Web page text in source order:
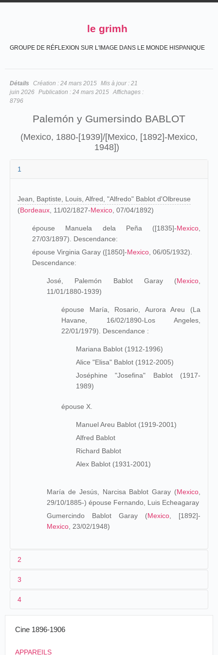
le grimh
GROUPE DE RÉFLEXION SUR L'IMAGE DANS LE MONDE HISPANIQUE
Détails Création : 24 mars 2015 Mis à jour : 21
juin 2026 Publication : 24 mars 2015 Affichages :
8796
Palemón y Gumersindo BABLOT
(Mexico, 1880-[1939]/[Mexico, [1892]-Mexico,
1948])
1
Jean, Baptiste, Louis, Alfred, "Alfredo" Bablot d'Olbreuse
(Bordeaux , 11/02/1827-Mexico , 07/04/1892)
épouse Manuela dela Peña ([1835]-Mexico
27/03/1897). Descendance:
épouse Virginia Garay ([1850]-Mexico , 06/05/1932).
Descendance:
José, Palemón Bablot Garay (Mexico
11/01/1880-1939)
épouse María, Rosario, Aurora Areu (La
Havane, 16/02/1890-Los Angeles,
22/01/1979). Descendance :
Mariana Bablot (1912-1996)
Alice "Elisa" Bablot (1912-2005)
Joséphine "Josefina" Bablot (1917-
1989)
épouse X.
Manuel Areu Bablot (1919-2001)
Alfred Bablot
Richard Bablot
Alex Bablot (1931-2001)
María de Jesús, Narcisa Bablot Garay (Mexico
29/10/1885-) épouse Fernando, Luis Echeagaray
Gumercindo Bablot Garay (Mexico , [1892]-
Mexico , 23/02/1948)
2
figura conocida en el mundo de la prensa y de los artistas.
M. Alfred Bablot
que M. A. Bablot, directeur du
3
4
Cine 1896-1906
APPAREILS